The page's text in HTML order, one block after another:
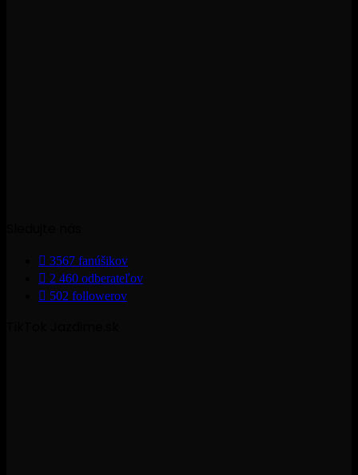
3567 fanúšikov
2 460 odberateľov
502 followerov